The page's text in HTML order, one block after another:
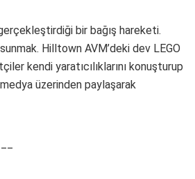
bir bağış hareketi.
Hilltown AVM’deki dev LEGO
kendi yaratıcılıklarını konuşturup
üzerinden paylaşarak